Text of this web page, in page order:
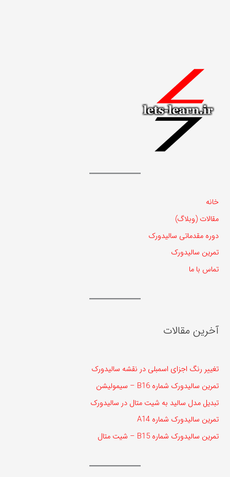
خانه
مقالات (وبلاگ)
دوره مقدماتی سالیدورک
تمرین سالیدورک
تماس با ما
آخرین مقالات
تغییر رنگ اجزای اسمبلی در نقشه سالیدورک
تمرین سالیدورک شماره B16 – سیمولیشن
تبدیل مدل سالید به شیت متال در سالیدورک
تمرین سالیدورک شماره A14
تمرین سالیدورک شماره B15 – شیت متال